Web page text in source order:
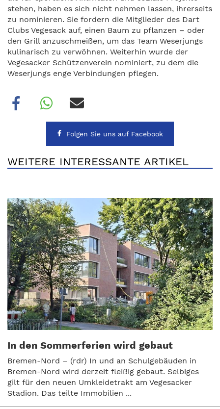
stehen, haben es sich nicht nehmen lassen, ihrerseits
zu nominieren. Sie fordern die Mitglieder des Dart
Clubs Vegesack auf, einen Baum zu pflanzen – oder
den Grill anzuschmeißen, um das Team Weserjungs
kulinarisch zu verwöhnen. Weiterhin wurde der
Vegesacker Schützenverein nominiert, zu dem die
Weserjungs enge Verbindungen pflegen.
Folgen Sie uns auf Facebook
WEITERE INTERESSANTE ARTIKEL
In den Sommerferien wird gebaut
Bremen-Nord – (rdr) In und an Schulgebäuden in
Bremen-Nord wird derzeit fleißig gebaut. Selbiges
gilt für den neuen Umkleidetrakt am Vegesacker
Stadion. Das teilte Immobilien ...